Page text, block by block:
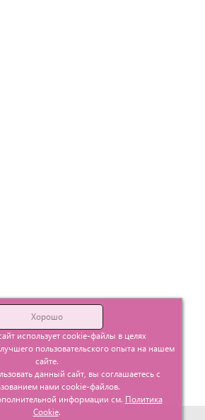
Хорошо
использует cookie-файлы в целях
пользовательского опыта на нашем
сайте.
данный сайт, вы соглашаетесь с
нами cookie-файлов.
информации см. Политика
Cookie.